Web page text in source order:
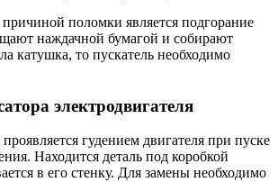
поломки является подгорание
наждачной бумагой и собирают
катушка, то пускатель необходимо
электродвигателя
гудением двигателя при пуске
Находится деталь под коробкой
в его стенку. Для замены необходимо